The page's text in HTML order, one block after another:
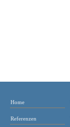
Home
Referenzen